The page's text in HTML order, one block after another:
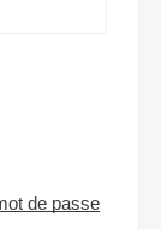
de passe